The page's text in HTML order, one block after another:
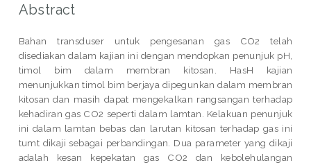
Abstract
Bahan transduser untuk pengesanan gas CO2 telah
disediakan dalam kajian ini dengan mendopkan penunjuk pH,
timol bim dalam membran kitosan. HasH kajian
menunjukkan timol bim berjaya dipegunkan dalam membran
kitosan dan masih dapat mengekalkan rangsangan terhadap
kehadiran gas CO2 seperti dalam lamtan. Kelakuan penunjuk
ini dalam lamtan bebas dan larutan kitosan terhadap gas ini
tumt dikaji sebagai perbandingan. Dua parameter yang dikaji
adalah kesan kepekatan gas CO2 dan kebolehulangan